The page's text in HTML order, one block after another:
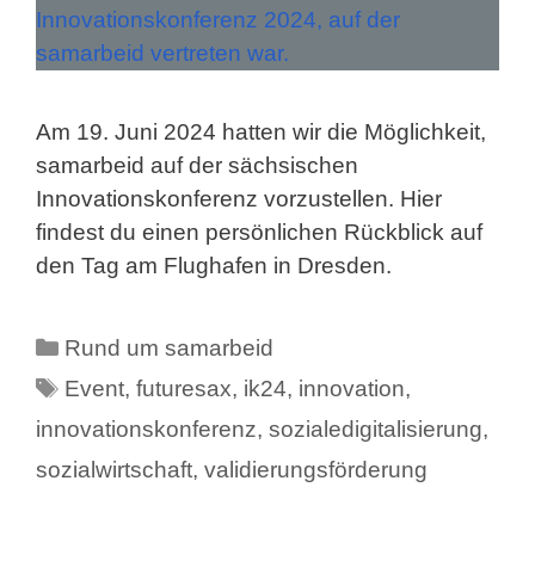
Am 19. Juni 2024 hatten wir die Möglichkeit,
samarbeid auf der sächsischen
Innovationskonferenz vorzustellen. Hier
findest du einen persönlichen Rückblick auf
den Tag am Flughafen in Dresden.
Kategorien
Rund um samarbeid
Schlagwörter
Event,futuresax, ik24, innovation,
innovationskonferenz, sozialedigitalisierung,
sozialwirtschaft, validierungsförderung